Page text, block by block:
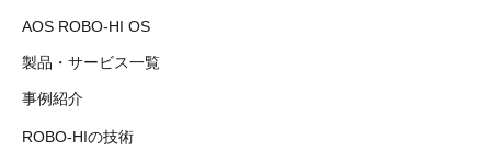
AOS ROBO-HI OS
製品・サービス一覧
事例紹介
ROBO-HIの技術